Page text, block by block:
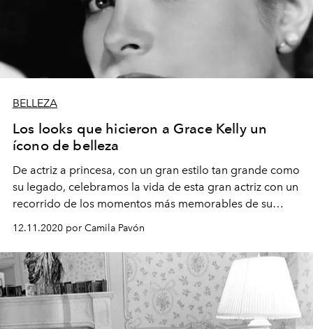
BELLEZA
Los looks que hicieron a Grace Kelly un
ícono de belleza
De actriz a princesa, con un gran estilo tan grande como
su legado, celebramos la vida de esta gran actriz con un
recorrido de los momentos más memorables de su
12.11.2020 por Camila Pavón